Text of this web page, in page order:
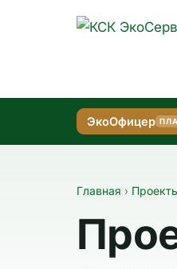
ЭкоОфицер
Главная ›